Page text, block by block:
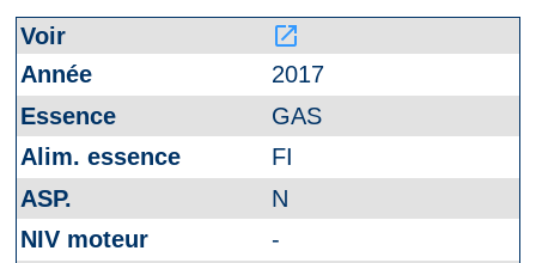
launch
2017
GAS
FI
N
-